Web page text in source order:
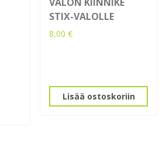
STIX-VALOLLE
8,00€
Lisää ostoskoriin